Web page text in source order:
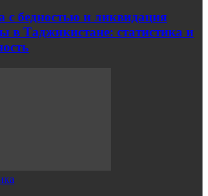
с бедностью и ликвидация
в Таджикистане: статистика и